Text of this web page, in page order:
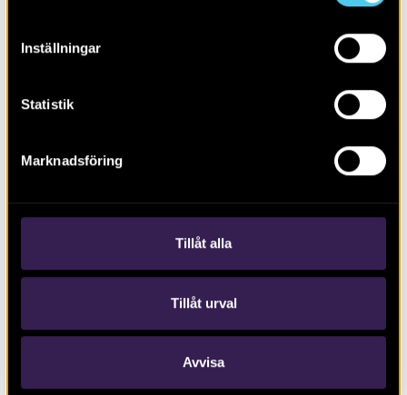
Inställningar
Statistik
Marknadsföring
Tillåt alla
Tillåt urval
Avvisa
RAPPORT 2019:74
Johannesborgsparken